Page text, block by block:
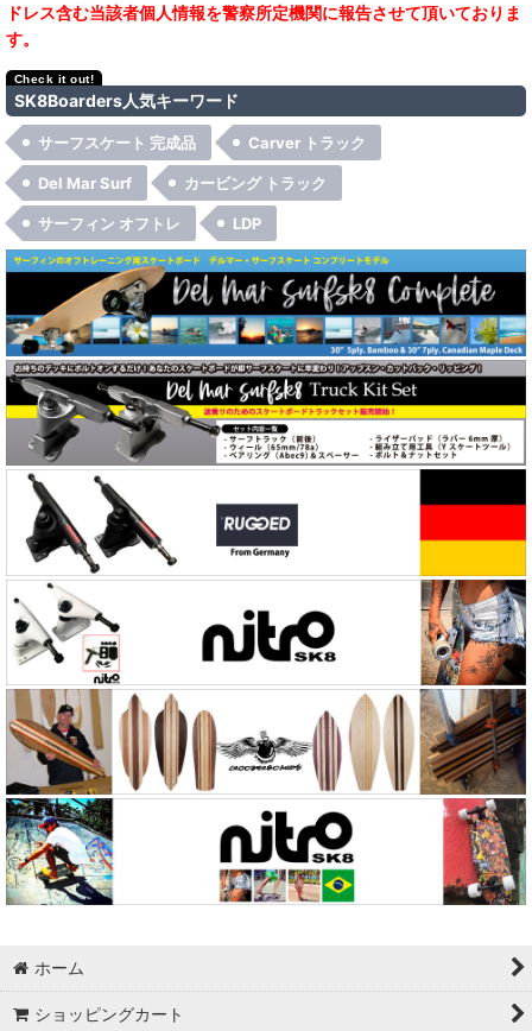
ドレス含む当該者個人情報を警察所定機関に報告させて頂いておりま
す。
SK8Boarders人気キーワード
サーフスケート 完成品 Carver トラック
Del Mar Surf カービング トラック
サーフィン オフトレ LDP
ホーム
ショッピングカート